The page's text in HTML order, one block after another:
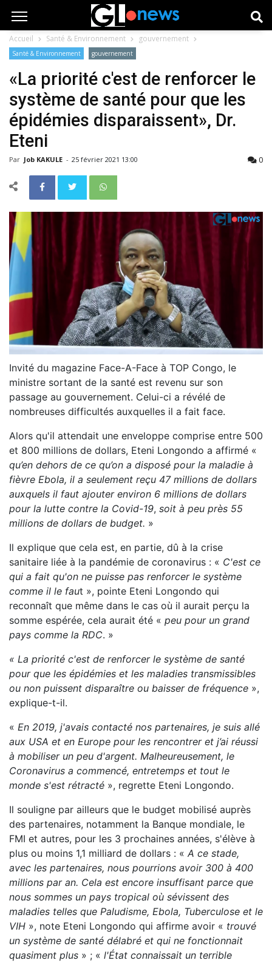
Accueil Santé & Environnement gouvernement
Santé & Environnement gouvernement
«La priorité c'est de renforcer le
système de santé pour que les
épidémies disparaissent», Dr.
Eteni
Par Job KAKULE - 25 février 2021 13:00 0
Invité du magazine Face-A-Face à TOP Congo, le
ministre sortant de la santé est revenu sur son
passage au gouvernement. Celui-ci a révélé de
nombreuses difficultés auxquelles il a fait face.
Alors qu'il attendait une enveloppe comprise entre 500
et 800 millions de dollars, Eteni Longondo a affirmé «
qu’en dehors de ce qu’on a disposé pour la maladie à
fièvre Ebola, il a seulement reçu 47 millions de dollars
auxquels il faut ajouter environ 6 millions de dollars
pour la lutte contre la Covid-19, soit à peu près 55
millions de dollars de budget. »
Il explique que cela est, en partie, dû à la crise
sanitaire liée à la pandémie de coronavirus : « C'est ce
qui a fait qu'on ne puisse pas renforcer le système
comme il le faut », pointe Eteni Longondo qui
reconnaît que même dans le cas où il aurait perçu la
somme espérée, cela aurait été « peu pour un grand
pays comme la RDC. »
« La priorité c'est de renforcer le système de santé
pour que les épidémies et les maladies transmissibles
ou non puissent disparaître ou baisser de fréquence »,
explique-t-il.
« En 2019, j'avais contacté nos partenaires, je suis allé
aux USA et en Europe pour les rencontrer et j’ai réussi
à mobiliser un peu d'argent. Malheureusement, le
Coronavirus a commencé, entretemps et tout le
monde s'est rétracté », regrette Eteni Longondo.
Il souligne par ailleurs que le budget mobilisé auprès
des partenaires, notamment la Banque mondiale, le
FMI et autres, pour les 3 prochaines années, s'élève à
plus ou moins 1,1 milliard de dollars : « A ce stade,
avec les partenaires, nous pourrions avoir 300 à 400
millions par an. Cela est encore insuffisant parce que
nous sommes un pays tropical où sévissent des
maladies telles que Paludisme, Ebola, Tuberculose et le
VIH », note Eteni Longondo qui affirme avoir « trouvé
un système de santé délabré et qui ne fonctionnait
quasiment plus » ; « l'État connaissait un terrible